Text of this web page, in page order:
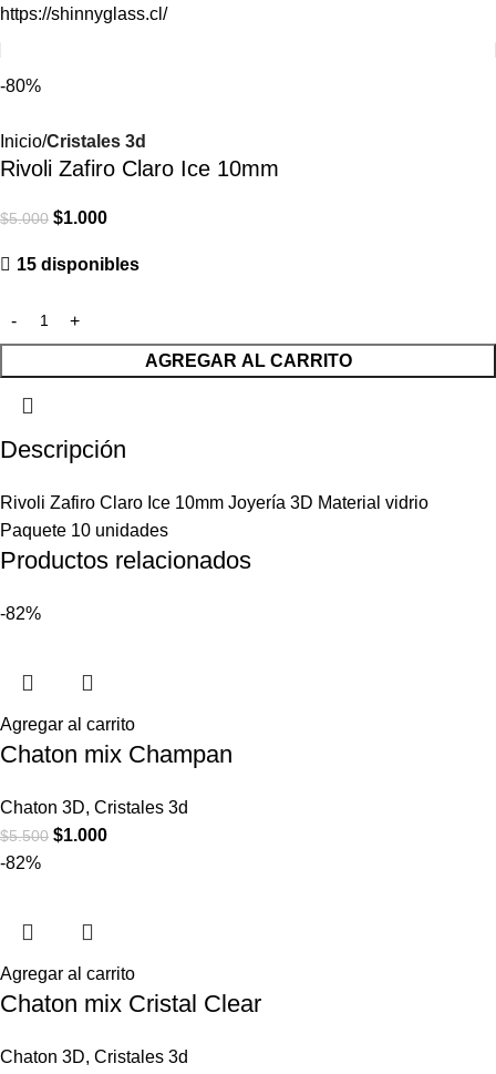
https://shinnyglass.cl/
-80%
Inicio Cristales 3d
Rivoli Zafiro Claro Ice 10mm
$5.000 $1.000
15 disponibles
AGREGAR AL CARRITO
Descripción
Rivoli Zafiro Claro Ice 10mm Joyería 3D Material vidrio
Paquete 10 unidades
Productos relacionados
-82%
Agregar al carrito
Chaton mix Champan
Chaton 3D, Cristales 3d
$5.500 $1.000
-82%
Agregar al carrito
Chaton mix Cristal Clear
Chaton 3D, Cristales 3d